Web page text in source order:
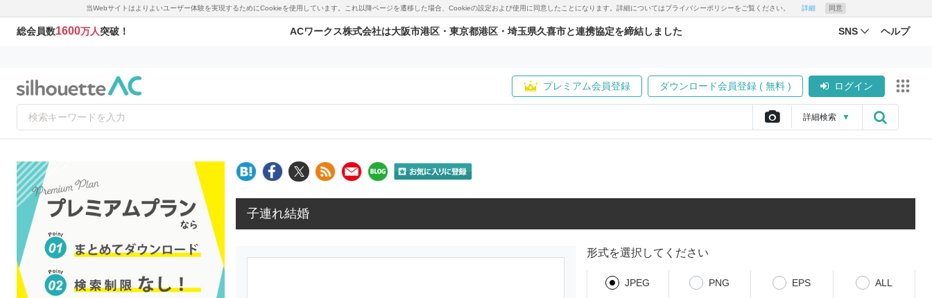
当Webサイトはよりよいユーザー体験を実現するためにCookieを使用しています。これ以降ページを遷移した場合、Cookieの設定および使用に同意したことになります。詳細についてはプライバシーポリシーをご覧ください。 詳細 同意
総会員数1600万人突破！ ACワークス株式会社は大阪市港区・東京都港区・埼玉県久喜市と連携協定を締結しました SNS ヘルプ
プレミアム会員登録 ダウンロード会員登録 ( 無料 ) ログイン
詳細検索 ▼
子連れ結婚
形式を選択してください
JPEG PNG EPS ALL